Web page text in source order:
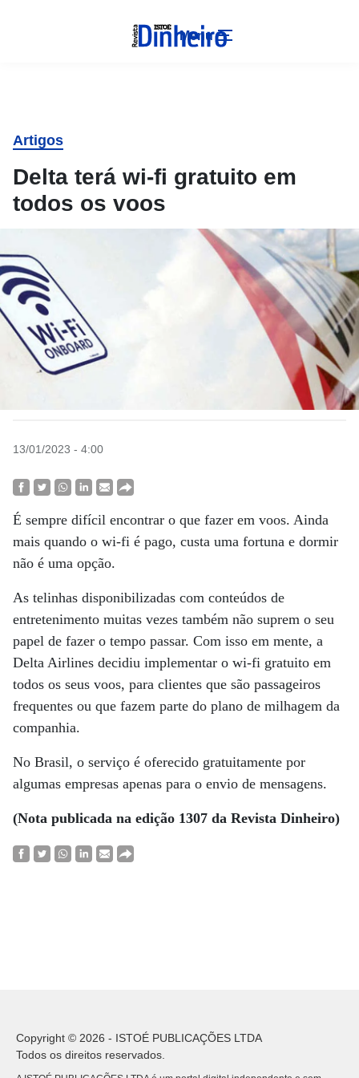
Menu
Artigos
Delta terá wi-fi gratuito em
todos os voos
13/01/2023 - 4:00
É sempre difícil encontrar o que fazer em voos. Ainda
mais quando o wi-fi é pago, custa uma fortuna e dormir
não é uma opção.
As telinhas disponibilizadas com conteúdos de
entretenimento muitas vezes também não suprem o seu
papel de fazer o tempo passar. Com isso em mente, a
Delta Airlines decidiu implementar o wi-fi gratuito em
todos os seus voos, para clientes que são passageiros
frequentes ou que fazem parte do plano de milhagem da
companhia.
No Brasil, o serviço é oferecido gratuitamente por
algumas empresas apenas para o envio de mensagens.
(Nota publicada na edição 1307 da Revista Dinheiro)
Copyright © 2026 - ISTOÉ PUBLICAÇÕES LTDA
Todos os direitos reservados.